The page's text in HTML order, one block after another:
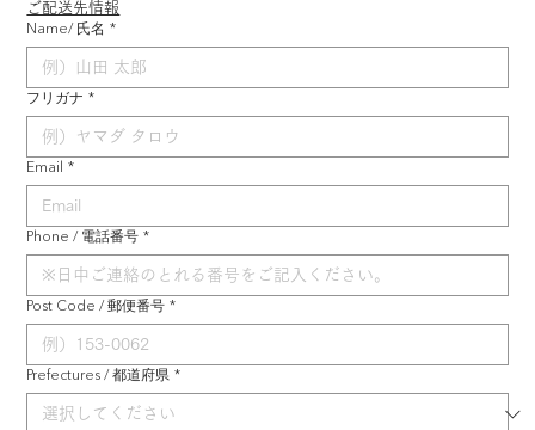
ご配送先情報
Name/ 氏名 *
フリガナ *
Email *
Phone / 電話番号 *
Post Code / 郵便番号 *
Prefectures / 都道府県 *